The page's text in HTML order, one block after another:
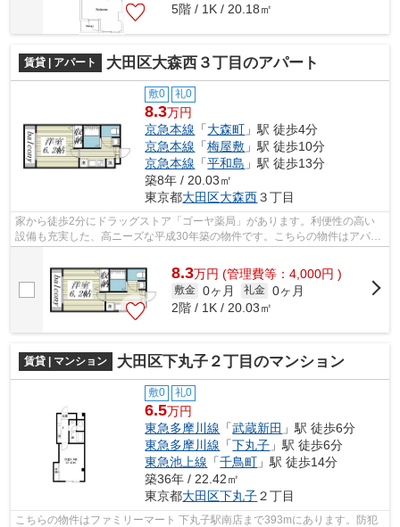
5階 / 1K / 20.18㎡
賃貸 | アパート 大田区大森西３丁目のアパート
敷0 礼0
8.3万円
京急本線 「大森町 」駅 徒歩4分
京急本線 「梅屋敷 」駅 徒歩10分
京急本線 「平和島 」駅 徒歩13分
築8年 / 20.03㎡
東京都大田区大森西３丁目
家から徒歩2分にドラッグストア「ゴーヤ薬局」があります。利便性の高い
設備も充実した、高ニーズな平成30年築の物件です。こちらの物件はアパー
8.3万円 (管理費等：4,000円 )
敷金 0ヶ月 礼金 0ヶ月
2階 / 1K / 20.03㎡
賃貸 | マンション 大田区下丸子２丁目のマンション
敷0 礼0
6.5万円
東急多摩川線 「武蔵新田 」駅 徒歩6分
東急多摩川線 「下丸子 」駅 徒歩6分
東急池上線 「千鳥町 」駅 徒歩14分
築36年 / 22.42㎡
東京都大田区下丸子２丁目
こちらの物件はファミリーマート 下丸子駅南店まで393mにあります。防犯